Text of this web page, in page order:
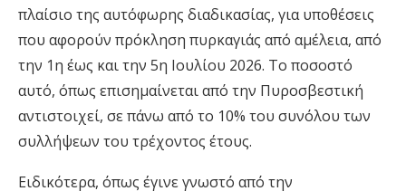
πλαίσιο της αυτόφωρης διαδικασίας, για υποθέσεις
που αφορούν πρόκληση πυρκαγιάς από αμέλεια, από
την 1η έως και την 5η Ιουλίου 2026. Το ποσοστό
αυτό, όπως επισημαίνεται από την Πυροσβεστική
αντιστοιχεί, σε πάνω από το 10% του συνόλου των
συλλήψεων του τρέχοντος έτους.
Ειδικότερα, όπως έγινε γνωστό από την